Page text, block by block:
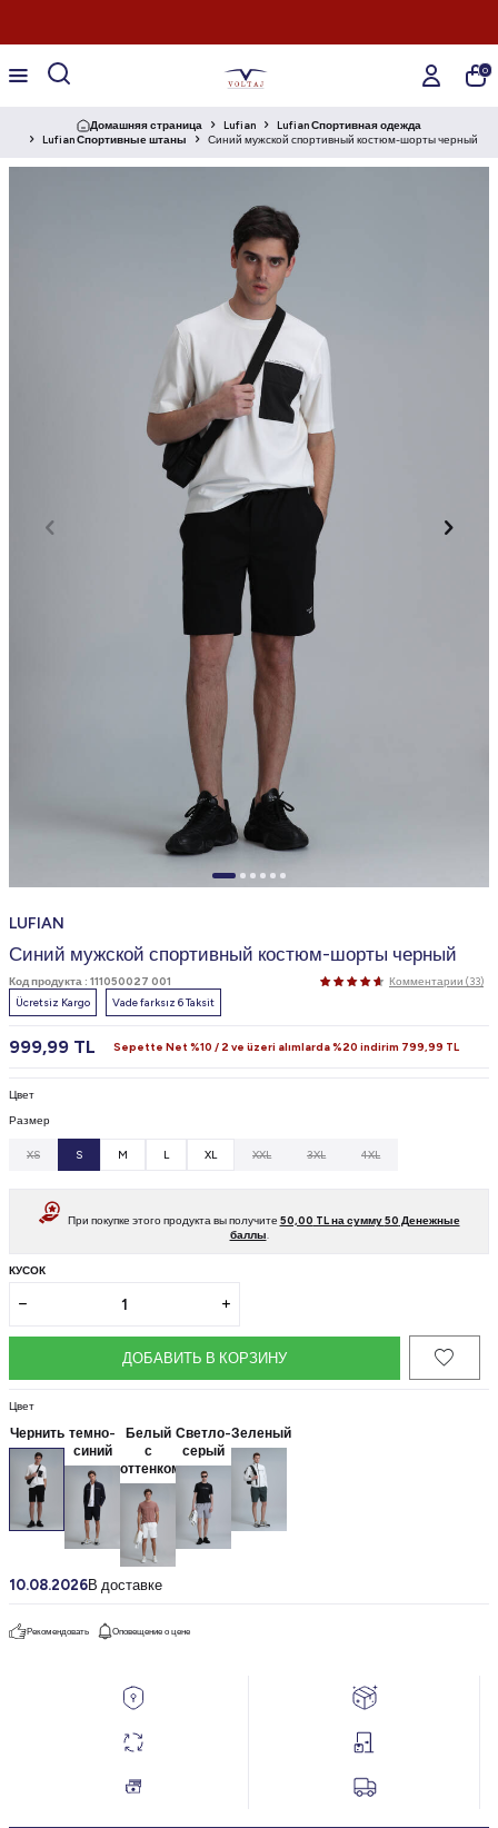
0
Домашняя страница Lufian
Lufian Спортивная одежда
Lufian Спортивные штаны
Синий мужской спортивный костюм-шорты черный
LUFIAN
Синий мужской спортивный костюм-шорты черный
Код продукта : 111050027 001
Комментарии (33)
Ücretsiz Kargo
Vade farksız 6 Taksit
999,99 TL Sepette Net %10 / 2 ve üzeri alımlarda %20 indirim 799,99 TL
Цвет
Размер
XS S M L XL XXL 3XL 4XL
При покупке этого продукта вы получите 50,00 TL на сумму50 Денежные
баллы
КУСОК
ДОБАВИТЬ В КОРЗИНУ
Цвет
Чернить темно-
синий
Белый
с
оттенком
Светло-
серый
Зеленый
10.08.2026В доставке
Рекомендовать Оповещение о цене